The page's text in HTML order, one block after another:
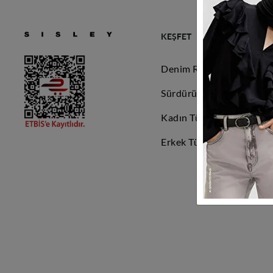
KEŞFET
Denim Rehberi
Sürdürülebilirlik
Kadın Tüm Ürünler
Erkek Tüm Ürünler